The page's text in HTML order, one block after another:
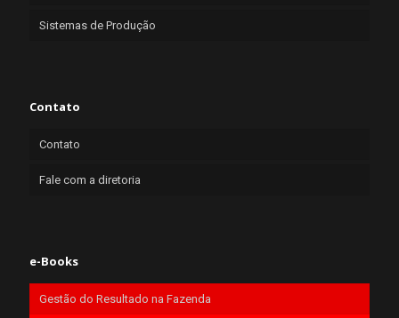
Sistemas de Produção
Contato
Contato
Fale com a diretoria
e-Books
Gestão do Resultado na Fazenda